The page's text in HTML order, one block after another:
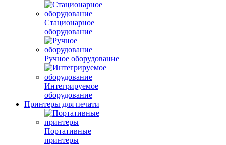
Стационарное
оборудование
Ручное оборудование
Интегрируемое
оборудование
Принтеры для печати
Портативные
принтеры